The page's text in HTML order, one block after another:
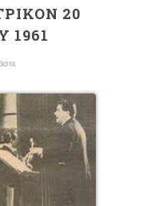
20
1961